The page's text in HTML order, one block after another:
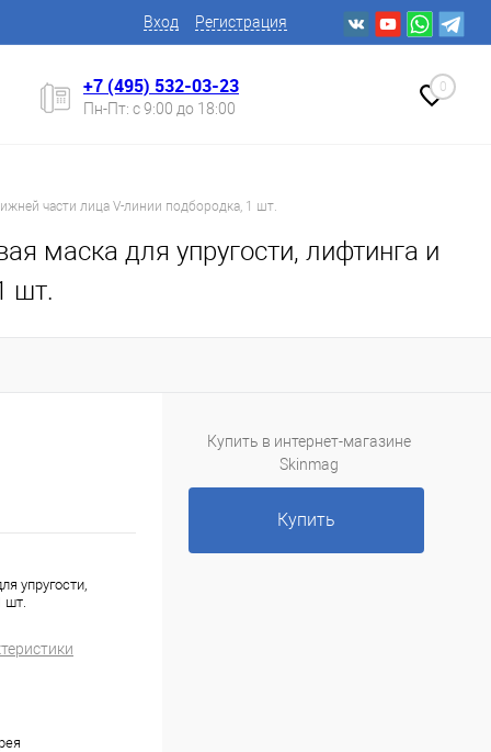
Вход Регистрация
+7 (495) 532-03-23
Пн-Пт: с 9:00 до 18:00
0
части лица V-линии подбородка, 1 шт.
маска для упругости, лифтинга и
шт.
упругости,
шт.
Купить в интернет-магазине
Skinmag
Купить